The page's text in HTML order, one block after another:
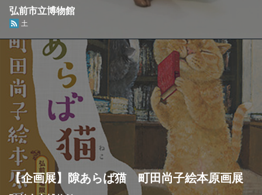
弘前市立博物館
土
【企画展】隙あらば猫 町田尚子絵本原画展